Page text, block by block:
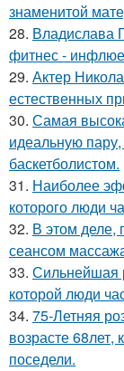
знаменитой
28. Владислава
фитнес -
29. Актер
естественных
30. Самая
идеальную
баскетболистом.
31. Наиболее
которого люди
32. В этом деле,
сеансом
33. Сильнейшая
которой люди
34. 75-Летняя
возрасте
поседели.